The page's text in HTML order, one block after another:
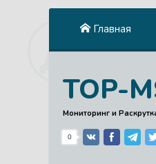
Главная
TOP-
Мониторинг и
0